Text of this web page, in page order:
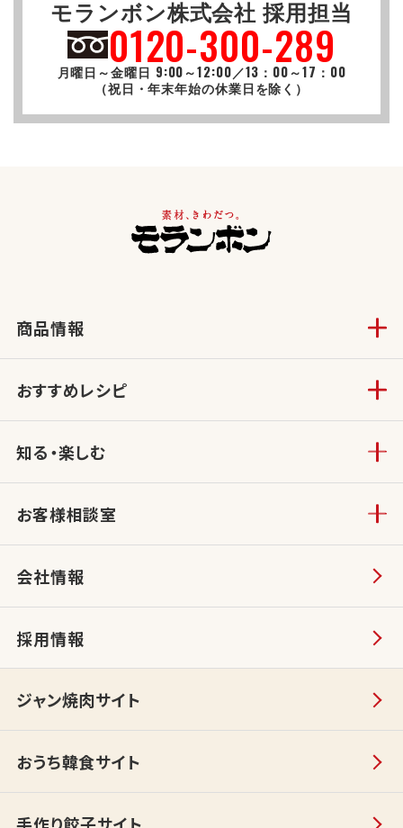
モランボン株式会社 採用担当
0120-300-289
月曜日～金曜日 9:00～12:00／13：00～17：00
（祝日・年末年始の休業日を除く）
商品情報
おすすめレシピ
知る・楽しむ
お客様相談室
会社情報
採用情報
ジャン焼肉サイト
おうち韓食サイト